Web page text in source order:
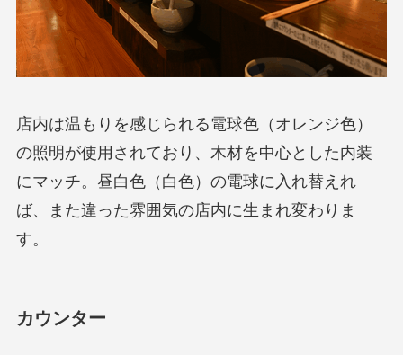
店内は温もりを感じられる電球色（オレンジ色）
の照明が使用されており、木材を中心とした内装
にマッチ。昼白色（白色）の電球に入れ替えれ
ば、また違った雰囲気の店内に生まれ変わりま
す。
カウンター